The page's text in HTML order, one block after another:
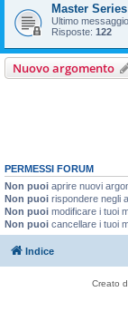
Master
Ultimo
Risposte: 122
Nuovo argomento
PERMESSI FORUM
Non puoi aprire nuovi
Non puoi rispondere negli
Non puoi modificare i tuoi
Non puoi cancellare i tuoi
Indice
Creato